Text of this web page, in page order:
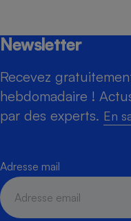
Newsletter
Recevez
hebdomadaire !
par des experts. En
Adresse mail